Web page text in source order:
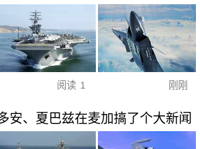
阅读 1 刚刚
安、夏巴兹在麦加搞了个大新闻